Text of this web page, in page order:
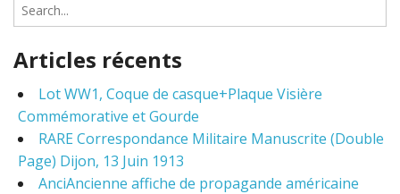
e
r
h
o
Articles récents
Lot WW1, Coque de casque+Plaque Visière
Commémorative et Gourde
RARE Correspondance Militaire Manuscrite (Double
Page) Dijon, 13 Juin 1913
AnciAncienne affiche de propagande américaine